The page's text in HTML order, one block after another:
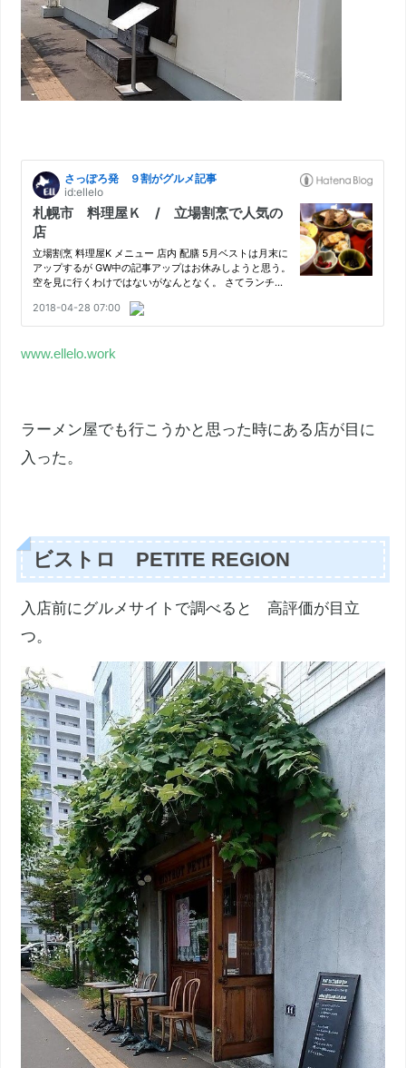
www.ellelo.work
ラーメン屋でも行こうかと思った時にある店が目に
入った。
ビストロ PETITE REGION
入店前にグルメサイトで調べると 高評価が目立
つ。